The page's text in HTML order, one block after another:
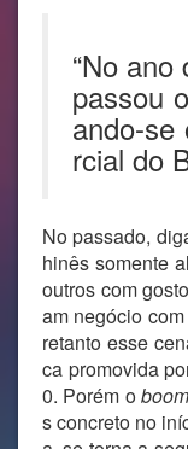
“No
passou
ando-se
rcial do
No passado,
hinês somente
outros com
am negócio
retanto esse
ca promovida
0. Porém o
s concreto no